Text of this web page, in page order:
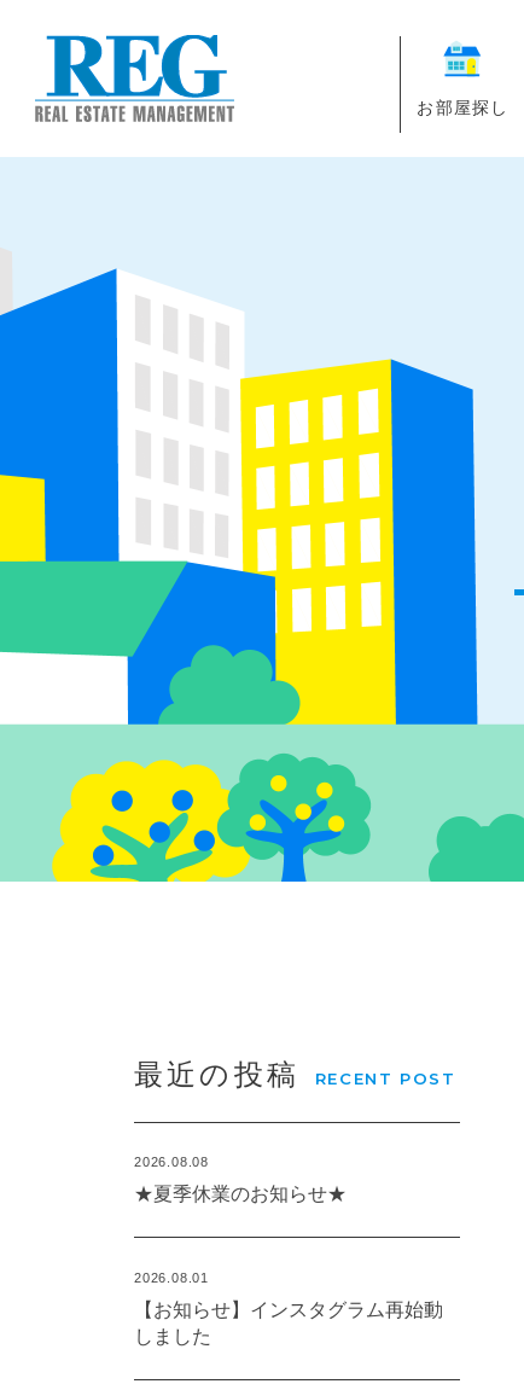
お部屋探し
最近の投稿 RECENT POST
2026.08.08
★夏季休業のお知らせ★
2026.08.01
【お知らせ】インスタグラム再始動
しました